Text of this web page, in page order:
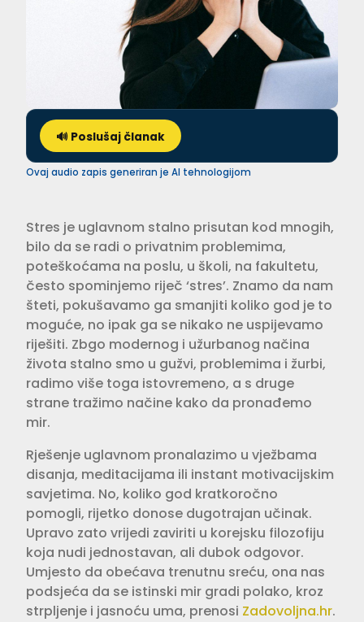
🔊 Poslušaj članak
Ovaj audio zapis generiran je AI tehnologijom
Stres je uglavnom stalno prisutan kod mnogih,
bilo da se radi o privatnim problemima,
poteškoćama na poslu, u školi, na fakultetu,
često spominjemo riječ ‘stres’. Znamo da nam
šteti, pokušavamo ga smanjiti koliko god je to
moguće, no ipak ga se nikako ne uspijevamo
riješiti. Zbgo modernog i užurbanog načina
života stalno smo u gužvi, problemima i žurbi,
radimo više toga istovremeno, a s druge
strane tražimo načine kako da pronađemo
mir.
Rješenje uglavnom pronalazimo u vježbama
disanja, meditacijama ili instant motivacijskim
savjetima. No, koliko god kratkoročno
pomogli, rijetko donose dugotrajan učinak.
Upravo zato vrijedi zaviriti u korejsku filozofiju
koja nudi jednostavan, ali dubok odgovor.
Umjesto da obećava trenutnu sreću, ona nas
podsjeća da se istinski mir gradi polako, kroz
strpljenje i jasnoću uma, prenosi Zadovoljna.hr.